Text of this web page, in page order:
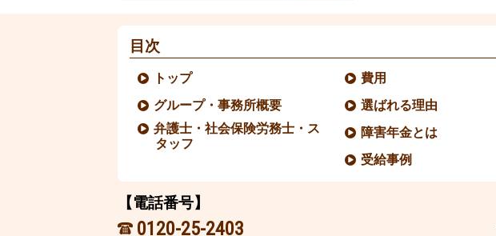
目次
トップ
グループ・事務所概要
弁護士・社会保険労務士・ス
タッフ
費用
選ばれる理由
障害年金とは
受給事例
【電話番号】
0120-25-2403